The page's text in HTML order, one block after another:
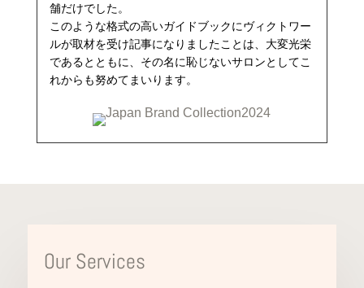
舗だけでした。
このような格式の高いガイドブックにヴィクトワー
ルが取材を受け記事になりましたことは、大変光栄
であるとともに、その名に恥じないサロンとしてこ
れからも努めてまいります。
Our Services